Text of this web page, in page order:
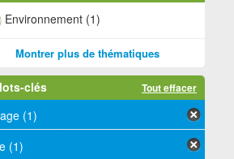
Environnement (1)
Montrer plus de thématiques
clés Tout effacer
(1)
(1)